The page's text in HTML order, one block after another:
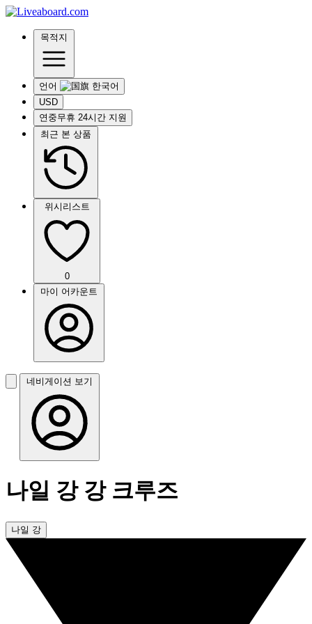
목적지
언어
USD
연중무휴 24시간 지원
최근 본 상품
위시리스트
0
마이 어카운트
네비게이션 보기
나일 강 강 크루즈
나일 강